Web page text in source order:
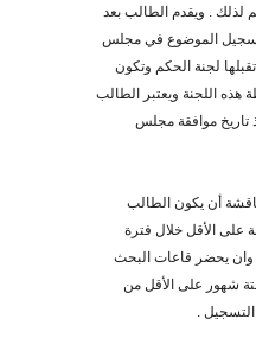
لذلك . ويقدم الطالب بعد
الموضوع في مجلس
لجنة الحكم وتكون
اللجنة ويعتبر الطالب
تاريخ موافقة مجلس
أن يكون الطالب
على الأقل خلال فترة
يحضر قاعات البحث
شهور على الأقل من
.